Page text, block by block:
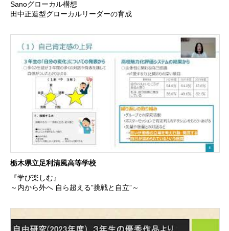
Sanoグローカル構想
田中正造型グローカルリーダーの育成
栃木県立足利清風高等学校
『学び楽しむ』
～内から外へ 自ら超える”挑戦と自立”～